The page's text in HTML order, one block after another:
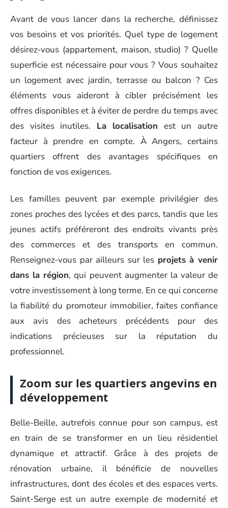
Avant de vous lancer dans la recherche, définissez
vos besoins et vos priorités. Quel type de logement
désirez-vous (appartement, maison, studio) ? Quelle
superficie est nécessaire pour vous ? Vous souhaitez
un logement avec jardin, terrasse ou balcon ? Ces
éléments vous aideront à cibler précisément les
offres disponibles et à éviter de perdre du temps avec
des visites inutiles. La localisation est un autre
facteur à prendre en compte. À Angers, certains
quartiers offrent des avantages spécifiques en
fonction de vos exigences.
Les familles peuvent par exemple privilégier des
zones proches des lycées et des parcs, tandis que les
jeunes actifs préféreront des endroits vivants près
des commerces et des transports en commun.
Renseignez-vous par ailleurs sur les projets à venir
dans la région, qui peuvent augmenter la valeur de
votre investissement à long terme. En ce qui concerne
la fiabilité du promoteur immobilier, faites confiance
aux avis des acheteurs précédents pour des
indications précieuses sur la réputation du
professionnel.
Zoom sur les quartiers angevins en
développement
Belle-Beille, autrefois connue pour son campus, est
en train de se transformer en un lieu résidentiel
dynamique et attractif. Grâce à des projets de
rénovation urbaine, il bénéficie de nouvelles
infrastructures, dont des écoles et des espaces verts.
Saint-Serge est un autre exemple de modernité et